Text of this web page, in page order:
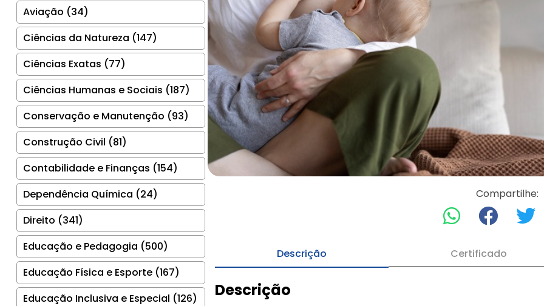
Aviação (34)
Ciências da Natureza (147)
Ciências Exatas (77)
Ciências Humanas e Sociais (187)
Conservação e Manutenção (93)
Construção Civil (81)
Contabilidade e Finanças (154)
Dependência Química (24)
Direito (341)
Educação e Pedagogia (500)
Educação Física e Esporte (167)
Educação Inclusiva e Especial (126)
Compartilhe:
Descrição Certificado
Descrição